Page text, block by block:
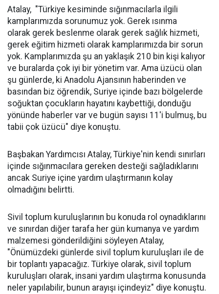
Atalay, "Türkiye kesiminde sığınmacılarla ilgili
kamplarımızda sorunumuz yok. Gerek ısınma
olarak gerek beslenme olarak gerek sağlık hizmeti,
gerek eğitim hizmeti olarak kamplarımızda bir sorun
yok. Kamplarımızda şu an yaklaşık 210 bin kişi kalıyor
ve buralarda çok iyi bir yönetim var. Ama üzücü olan
şu günlerde, ki Anadolu Ajansının haberinden ve
basından biz öğrendik, Suriye içinde bazı bölgelerde
soğuktan çocukların hayatını kaybettiği, donduğu
yönünde haberler var ve bugün sayısı 11'i bulmuş, bu
tabii çok üzücü" diye konuştu.
Başbakan Yardımcısı Atalay, Türkiye'nin kendi sınırları
içinde sığınmacılara gereken desteği sağladıklarını
ancak Suriye içine yardım ulaştırmanın kolay
olmadığını belirtti.
Sivil toplum kuruluşlarının bu konuda rol oynadıklarını
ve sınırdan diğer tarafa her gün kumanya ve yardım
malzemesi gönderildiğini söyleyen Atalay,
"Önümüzdeki günlerde sivil toplum kuruluşları ile de
bir toplantı yapacağız. Türkiye olarak, sivil toplum
kuruluşları olarak, insani yardım ulaştırma konusunda
neler yapılabilir, bunun arayışı içindeyiz" diye konuştu.